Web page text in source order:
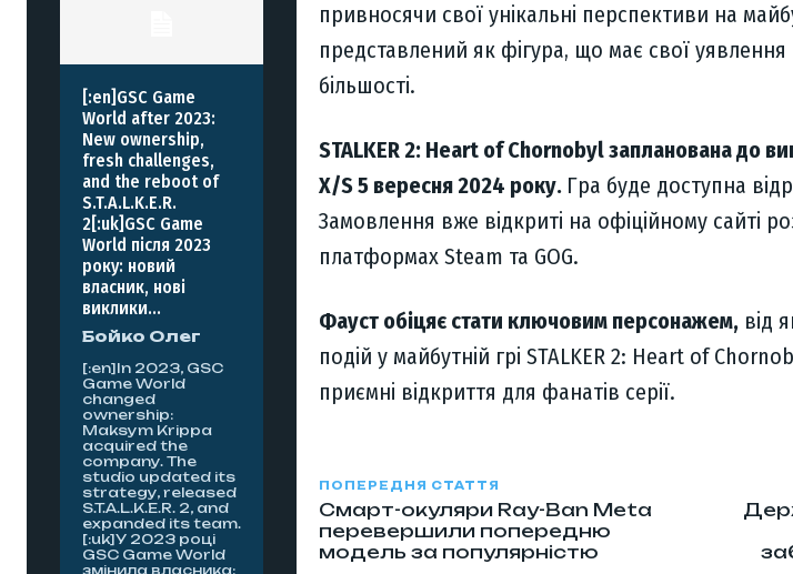
[:en]GSC Game
World after 2023:
New ownership,
fresh challenges,
and the reboot of
S.T.A.L.K.E.R.
2[:uk]GSC Game
World після 2023
року: новий
власник, нові
виклики...
Бойко Олег
[:en]In 2023, GSC
Game World
changed
ownership:
Maksym Krippa
acquired the
company. The
studio updated its
strategy, released
S.T.A.L.K.E.R. 2, and
expanded its team.
[:uk]У 2023 році
GSC Game World
змінила власника:
привносячи свої унікальні перспективи на
представлений як фігура, що має свої уявлення
більшості.
STALKER 2: Heart of Chornobyl запланована до
X/S 5 вересня 2024 року. Гра буде доступна
Замовлення вже відкриті на офіційному сайті
платформах Steam та GOG.
Фауст обіцяє стати ключовим персонажем, від
подій у майбутній грі STALKER 2: Heart of
приємні відкриття для фанатів серії.
ПОПЕРЕДНЯ СТАТТЯ
Смарт-окуляри Ray-Ban Meta
перевершили попередню
модель за популярністю